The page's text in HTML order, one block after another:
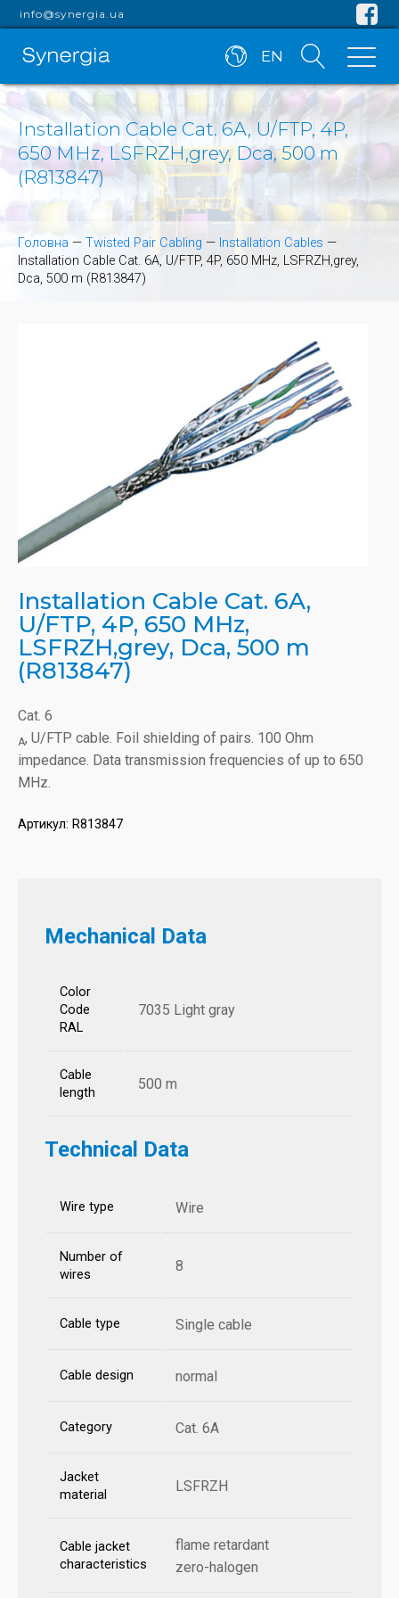
info@synergia.ua
EN
Installation Cable Cat. 6A, U/FTP, 4P,
650 MHz, LSFRZH,grey, Dca, 500 m
(R813847)
Головна — Twisted Pair Cabling — Installation Cables —
Installation Cable Cat. 6A, U/FTP, 4P, 650 MHz, LSFRZH,grey,
Dca, 500 m (R813847)
Installation Cable Cat. 6A,
U/FTP, 4P, 650 MHz,
LSFRZH,grey, Dca, 500 m
(R813847)
Cat. 6
A, U/FTP cable. Foil shielding of pairs. 100 Ohm
impedance. Data transmission frequencies of up to 650
MHz.
Артикул: R813847
Mechanical Data
Color
Code
RAL
7035 Light gray
Cable
length
500 m
Technical Data
Wire type Wire
Number of
wires
8
Cable type Single cable
Cable design normal
Category Cat. 6A
Jacket
material
LSFRZH
Cable jacket
characteristics
flame retardant
zero-halogen